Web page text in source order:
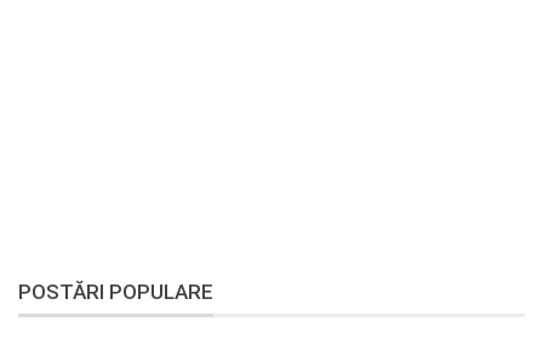
POSTĂRI POPULARE